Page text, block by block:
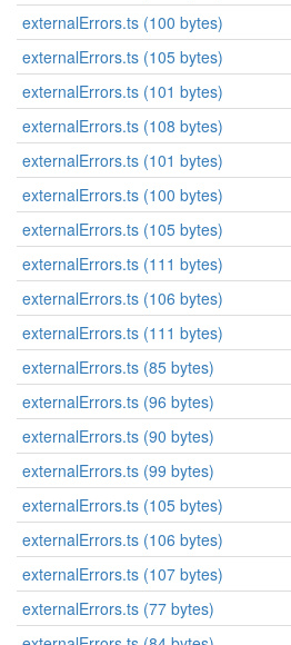
externalErrors.ts (100 bytes)
externalErrors.ts (105 bytes)
externalErrors.ts (101 bytes)
externalErrors.ts (108 bytes)
externalErrors.ts (101 bytes)
externalErrors.ts (100 bytes)
externalErrors.ts (105 bytes)
externalErrors.ts (111 bytes)
externalErrors.ts (106 bytes)
externalErrors.ts (111 bytes)
externalErrors.ts (85 bytes)
externalErrors.ts (96 bytes)
externalErrors.ts (90 bytes)
externalErrors.ts (99 bytes)
externalErrors.ts (105 bytes)
externalErrors.ts (106 bytes)
externalErrors.ts (107 bytes)
externalErrors.ts (77 bytes)